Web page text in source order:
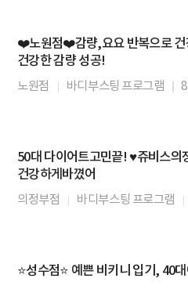
❤️노원점❤️감량,요요 반복으로 건
건강한 감량 성공!
노원점 바디부스팅 프로그램
50대 다이어트고민끝! ♥️쥬비스
건강하게바꼈어
의정부점 바디부스팅 프로그램
⭐성수점⭐ 예쁜 비키니 입기, 40